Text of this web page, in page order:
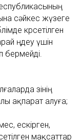
сәйкес жүзеге
көрсетілген
өңдеу үшін
бермейді.
өзінің
ақпарат алуға;
ескірген,
мақсаттар